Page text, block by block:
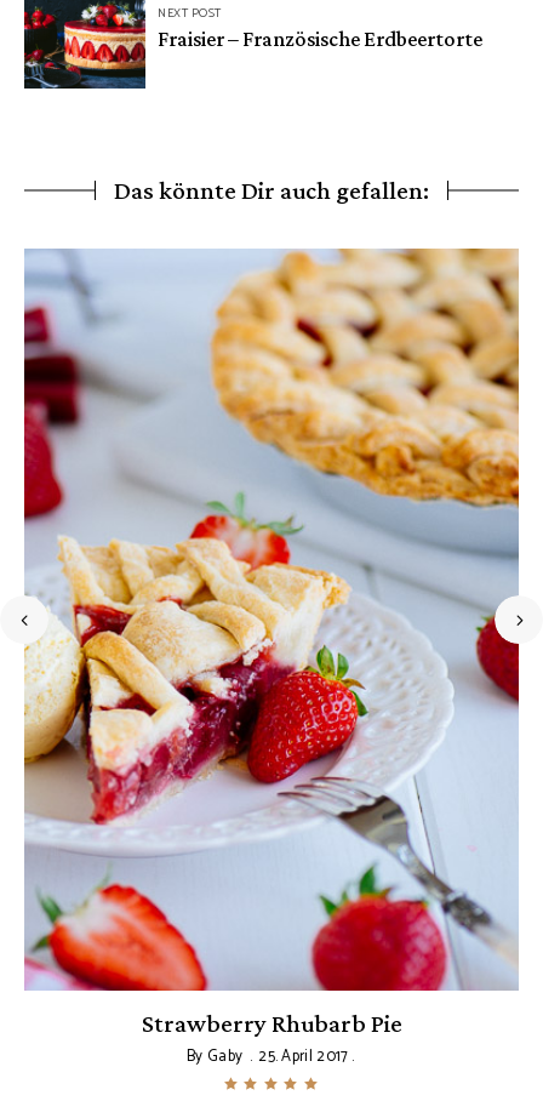
NEXT POST
Fraisier – Französische Erdbeertorte
Das könnte Dir auch gefallen:
Strawberry Rhubarb Pie
By Gaby 25. April 2017